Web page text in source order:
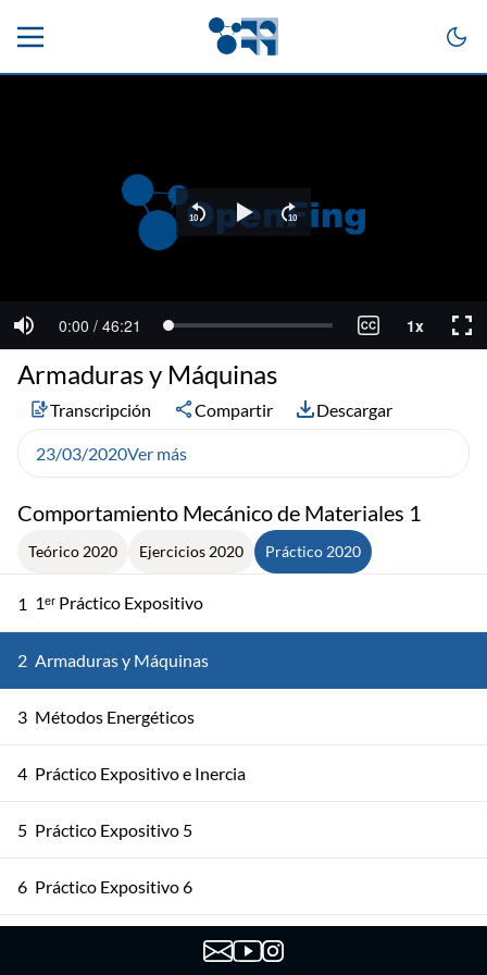
Comportamiento Mecánico de Materiales 1
Teórico 2020 Ejercicios 2020 Práctico 2020
1 1ᵉʳ Práctico Expositivo
2 Armaduras y Máquinas
3 Métodos Energéticos
4 Práctico Expositivo e Inercia
5 Práctico Expositivo 5
6 Práctico Expositivo 6
Armaduras y Máquinas
Transcripción Compartir Descargar
23/03/2020Ver más